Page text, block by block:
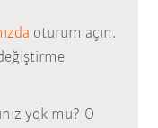
oturum açın.
yok mu? O